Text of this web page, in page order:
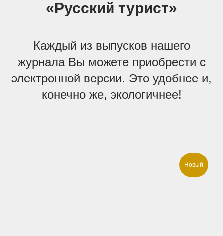
«Русский турист»
Каждый из выпусков нашего
журнала Вы можете приобрести с
электронной версии. Это удобнее и,
конечно же, экологичнее!
Новый